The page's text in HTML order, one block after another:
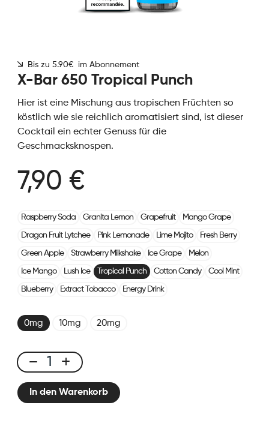
Bis zu 5.90€ im Abonnement
X-Bar 650 Tropical Punch
Hier ist eine Mischung aus tropischen Früchten so
köstlich wie sie reichlich aromatisiert sind, ist dieser
Cocktail ein echter Genuss für die
Geschmacksknospen.
7,90 €
Raspberry Soda Granita Lemon Grapefruit Mango Grape
Dragon Fruit Lytchee Pink Lemonade Lime Mojito Fresh Berry
Green Apple Strawberry Milkshake Ice Grape Melon
Ice Mango Lush Ice Tropical Punch Cotton Candy Cool Mint
Blueberry Extract Tobacco Energy Drink
0mg 10mg 20mg
X-
Bar
650In den Warenkorb